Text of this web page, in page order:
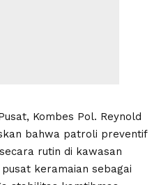
Kombes Pol. Reynold
bahwa patroli preventif
rutin di kawasan
keramaian sebagai